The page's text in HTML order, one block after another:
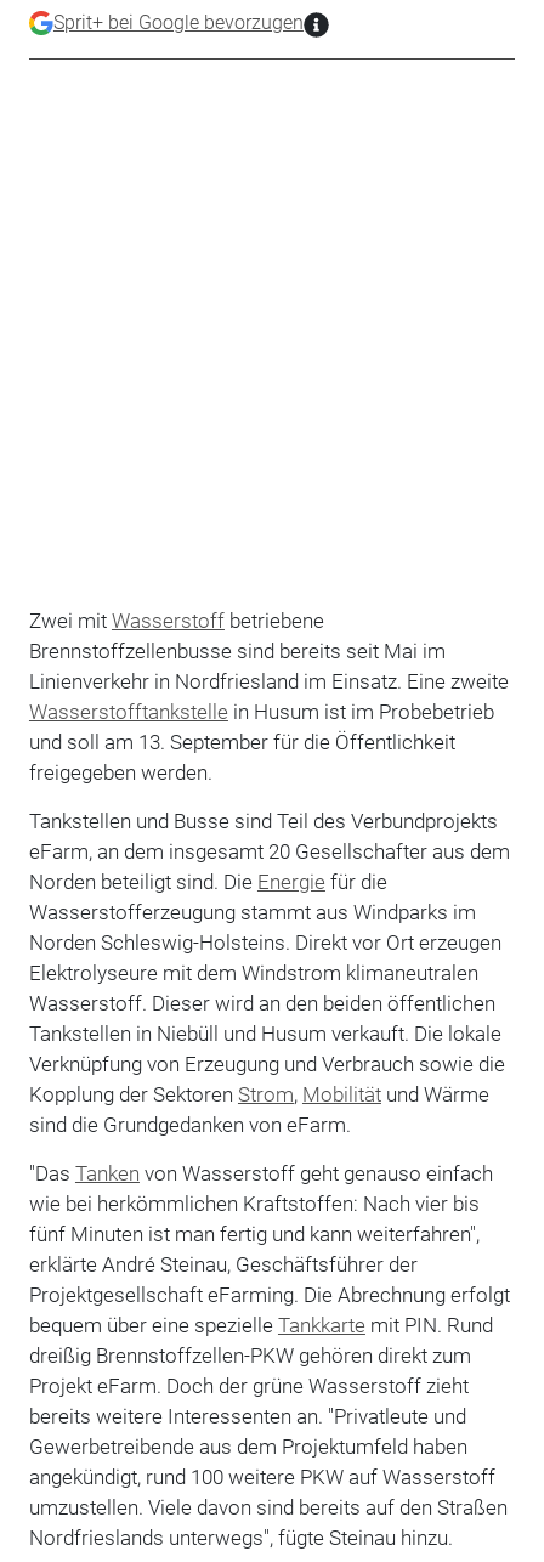
Sprit+ bei Google bevorzugen
Zwei mit Wasserstoffbetriebene
Brennstoffzellenbusse sind bereits seit Mai im
Linienverkehr in Nordfriesland im Einsatz. Eine zweite
Wasserstofftankstelle in Husum ist im Probebetrieb
und soll am 13. September für die Öffentlichkeit
freigegeben werden.
Tankstellen und Busse sind Teil des Verbundprojekts
eFarm, an dem insgesamt 20 Gesellschafter aus dem
Norden beteiligt sind. Die Energie für die
Wasserstofferzeugung stammt aus Windparks im
Norden Schleswig-Holsteins. Direkt vor Ort erzeugen
Elektrolyseure mit dem Windstrom klimaneutralen
Wasserstoff. Dieser wird an den beiden öffentlichen
Tankstellen in Niebüll und Husum verkauft. Die lokale
Verknüpfung von Erzeugung und Verbrauch sowie die
Kopplung der Sektoren Strom, Mobilitätund Wärme
sind die Grundgedanken von eFarm.
"Das Tanken von Wasserstoff geht genauso einfach
wie bei herkömmlichen Kraftstoffen: Nach vier bis
fünf Minuten ist man fertig und kann weiterfahren",
erklärte André Steinau, Geschäftsführer der
Projektgesellschaft eFarming. Die Abrechnung erfolgt
bequem über eine spezielle Tankkarte mit PIN. Rund
dreißig Brennstoffzellen-PKW gehören direkt zum
Projekt eFarm. Doch der grüne Wasserstoff zieht
bereits weitere Interessenten an. "Privatleute und
Gewerbetreibende aus dem Projektumfeld haben
angekündigt, rund 100 weitere PKW auf Wasserstoff
umzustellen. Viele davon sind bereits auf den Straßen
Nordfrieslands unterwegs", fügte Steinau hinzu.